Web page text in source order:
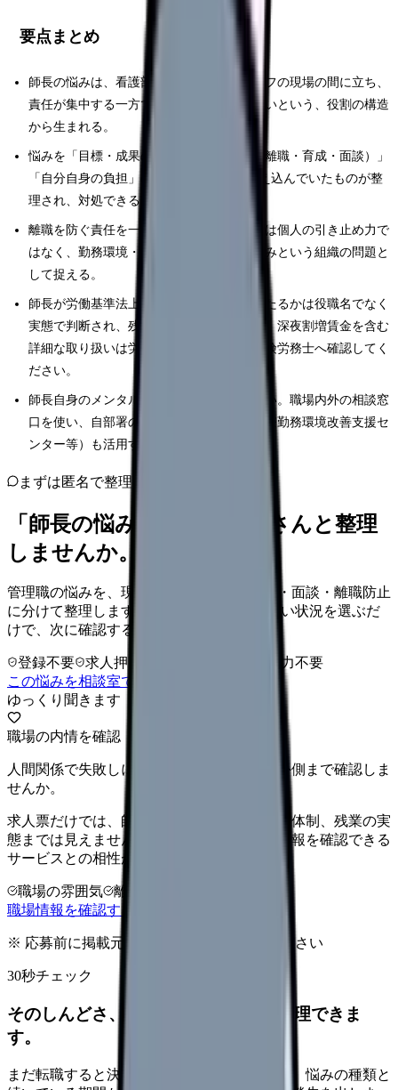
要点まとめ
師長の悩みは、看護部からの目標とスタッフの現場の間に立ち、
責任が集中する一方で相談相手を失いやすいという、役割の構造
から生まれる。
悩みを「目標・成果の管理」「人の管理（離職・育成・面談）」
「自分自身の負担」の3つに分けると、抱え込んでいたものが整
理され、対処できる部分が見えてくる。
離職を防ぐ責任を一人で背負わない。離職は個人の引き止め力で
はなく、勤務環境・育成体制・面談の仕組みという組織の問題と
して捉える。
師長が労働基準法上の「管理監督者」に当たるかは役職名でなく
実態で判断され、残業代の扱いは個別判断。深夜割増賃金を含む
詳細な取り扱いは労働基準監督署・社会保険労務士へ確認してく
ださい。
師長自身のメンタルヘルスを後回しにしない。職場内外の相談窓
口を使い、自部署の改善は組織の支援（医療勤務環境改善支援セ
ンター等）も活用する。
まずは匿名で整理
「師長の悩み」を、カンゴさんと整理
しませんか。
管理職の悩みを、現場との板挟み・シフト・面談・離職防止
に分けて整理します。 「師長の悩み」に近い状況を選ぶだ
けで、次に確認することまで進めます。
登録不要 求人押し売りなし
病院名は入力不要
この悩みを相談室で整理する
ゆっくり聞きます
職場の内情を確認
人間関係で失敗しにくい職場か、求人票の外側まで確認しま
せんか。
求人票だけでは、師長の方針、離職率、教育体制、残業の実
態までは見えません。職場に関する詳しい情報を確認できる
サービスとの相性が高い悩みです。
職場の雰囲気 離職理由
職場情報を確認する方法を見る
※ 応募前に掲載元の最新情報を確認してください
30秒チェック
そのしんどさ、転職すべきサインか整理できま
す。
まだ転職すると決めていなくても大丈夫です。悩みの種類と